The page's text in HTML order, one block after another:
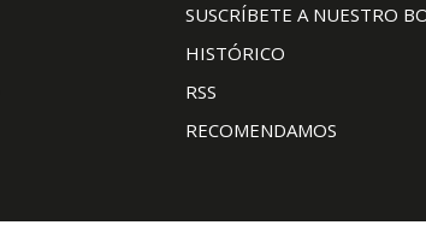
SUSCRÍBETE A NUESTRO
HISTÓRICO
RSS
RECOMENDAMOS